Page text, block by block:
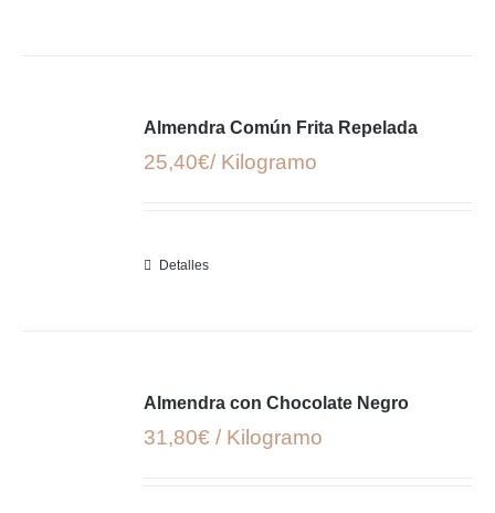
Almendra Común Frita Repelada
25,40€/ Kilogramo
Detalles
Almendra con Chocolate Negro
31,80€ / Kilogramo